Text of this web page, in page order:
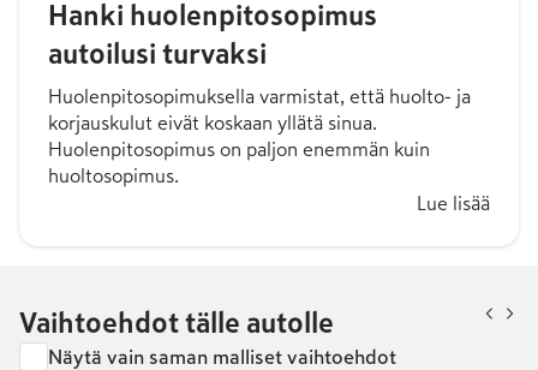
Hanki huolenpitosopimus
autoilusi turvaksi
Huolenpitosopimuksella varmistat, että huolto- ja
korjauskulut eivät koskaan yllätä sinua.
Huolenpitosopimus on paljon enemmän kuin
huoltosopimus.
Lue lisää
Vaihtoehdot tälle autolle
Näytä vain saman malliset vaihtoehdot